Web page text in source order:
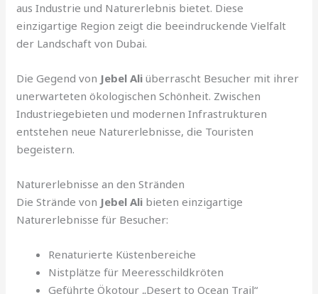
aus Industrie und Naturerlebnis bietet. Diese
einzigartige Region zeigt die beeindruckende Vielfalt
der Landschaft von Dubai.
Die Gegend von Jebel Ali überrascht Besucher mit ihrer
unerwarteten ökologischen Schönheit. Zwischen
Industriegebieten und modernen Infrastrukturen
entstehen neue Naturerlebnisse, die Touristen
begeistern.
Naturerlebnisse an den Stränden
Die Strände von Jebel Ali bieten einzigartige
Naturerlebnisse für Besucher:
Renaturierte Küstenbereiche
Nistplätze für Meeresschildkröten
Geführte Ökotour „Desert to Ocean Trail“